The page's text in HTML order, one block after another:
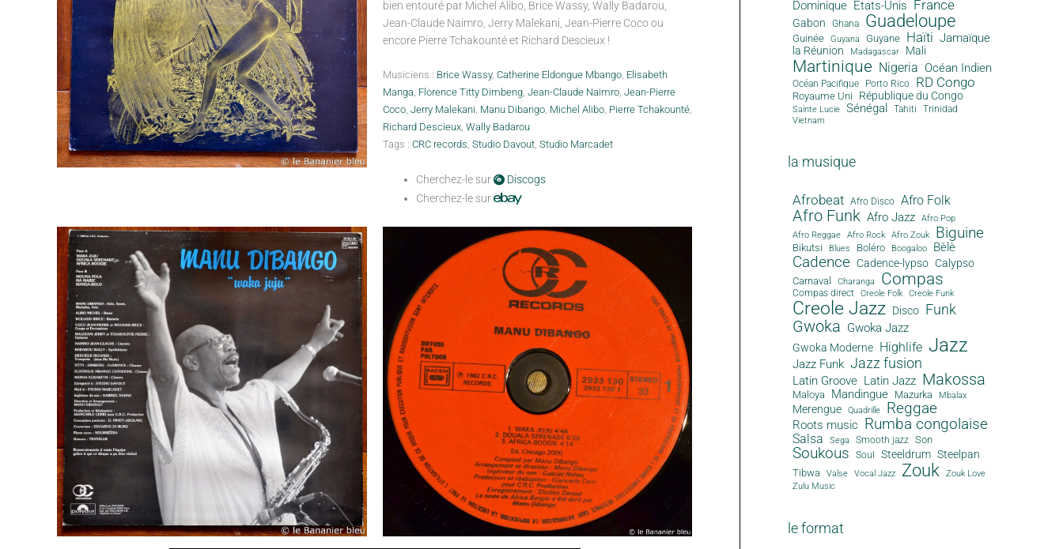
bien entouré par Michel Alibo, Brice Wassy, Wally Badarou,
Jean-Claude Naimro, Jerry Malekani, Jean-Pierre Coco ou
encore Pierre Tchakounté et Richard Descieux !
Musiciens : Brice Wassy, Catherine Eldongue Mbango, Elisabeth
Manga, Florence Titty Dimbeng, Jean-Claude Naimro, Jean-Pierre
Coco, Jerry Malekani, Manu Dibango, Michel Alibo, Pierre Tchakounté,
Richard Descieux, Wally Badarou
Tags : CRC records, Studio Davout, Studio Marcadet
Cherchez-le sur
Discogs
Cherchez-le sur
Dominique Etats-Unis France
Gabon Ghana Guadeloupe
Guinée Guyana Guyane Haïti Jamaïque
la Réunion Madagascar Mali
Martinique Nigeria Océan Indien
Océan Pacifique Porto Rico RD Congo
Royaume Uni République du Congo
Sainte Lucie Sénégal Tahiti Trinidad
Vietnam
la musique
Afrobeat Afro Disco Afro Folk
Afro Funk Afro Jazz
Afro Pop
Afro Reggae
Afro Rock Afro Zouk Biguine
Bikutsi Blues Boléro Boogaloo Bèlè
Cadence Cadence-lypso Calypso
Carnaval Charanga Compas
Compas direct Creole Folk Creole Funk
Creole Jazz Disco Funk
Gwoka Gwoka Jazz
Gwoka Moderne Highlife Jazz
Jazz Funk Jazz fusion
Latin Groove Latin Jazz Makossa
Maloya Mandingue Mazurka Mbalax
Merengue Quadrille Reggae
Roots music Rumba congolaise
Salsa Sega Smooth jazz Son
Soukous Soul Steeldrum Steelpan
Tibwa Valse Vocal Jazz Zouk
Zouk Love
Zulu Music
le format